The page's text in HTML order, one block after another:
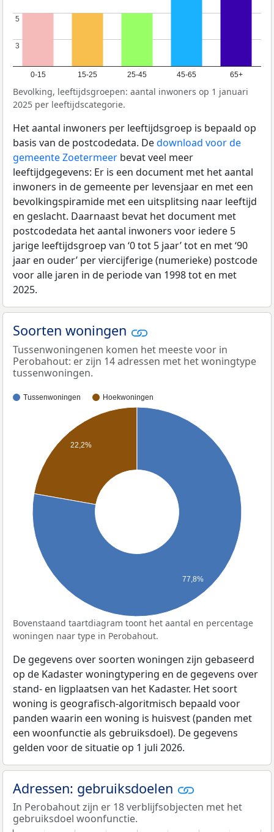
0-15 15-25 25-45 45-65 65+
3
3
5
5
Bevolking, leeftijdsgroepen: aantal inwoners op 1 januari
2025 per leeftijdscategorie.
Het aantal inwoners per leeftijdsgroep is bepaald op
basis van de postcodedata. Dedownload voor de
gemeente Zoetermeer bevat veel meer
leeftijdgegevens: Er is een document met het aantal
inwoners in de gemeente per levensjaar en met een
bevolkingspiramide met een uitsplitsing naar leeftijd
en geslacht. Daarnaast bevat het document met
postcodedata het aantal inwoners voor iedere 5
jarige leeftijdsgroep van ‘0 tot 5 jaar’ tot en met ‘90
jaar en ouder’ per viercijferige (numerieke) postcode
voor alle jaren in de periode van 1998 tot en met
2025.
Soorten woningen
Tussenwoningenen komen het meeste voor in
Perobahout: er zijn 14 adressen met het woningtype
tussenwoningen.
Tussenwoningen Hoekwoningen
22,2%
77,8%
Bovenstaand taartdiagram toont het aantal en percentage
woningen naar type in Perobahout.
De gegevens over soorten woningen zijn gebaseerd
op de Kadaster woningtypering en de gegevens over
stand- en ligplaatsen van het Kadaster. Het soort
woning is geografisch-algoritmisch bepaald voor
panden waarin een woning is huisvest (panden met
een woonfunctie als gebruiksdoel). De gegevens
gelden voor de situatie op 1 juli 2026.
Adressen: gebruiksdoelen
In Perobahout zijn er 18 verblijfsobjecten met het
gebruiksdoel woonfunctie.